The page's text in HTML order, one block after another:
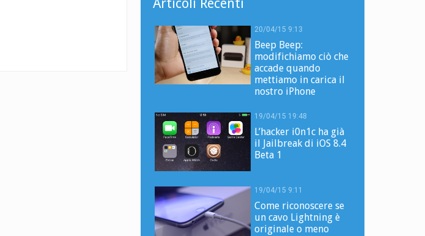
Articoli Recenti
20/04/15 9:13
Beep Beep:
modifichiamo ciò che
accade quando
mettiamo in carica il
nostro iPhone
19/04/15 19:48
L’hacker i0n1c ha già
il Jailbreak di iOS 8.4
Beta 1
19/04/15 9:11
Come riconoscere se
un cavo Lightning è
originale o meno